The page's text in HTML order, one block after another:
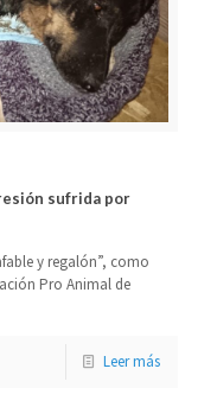
sufrida por
y regalón”, como
Pro Animal de
Leer más